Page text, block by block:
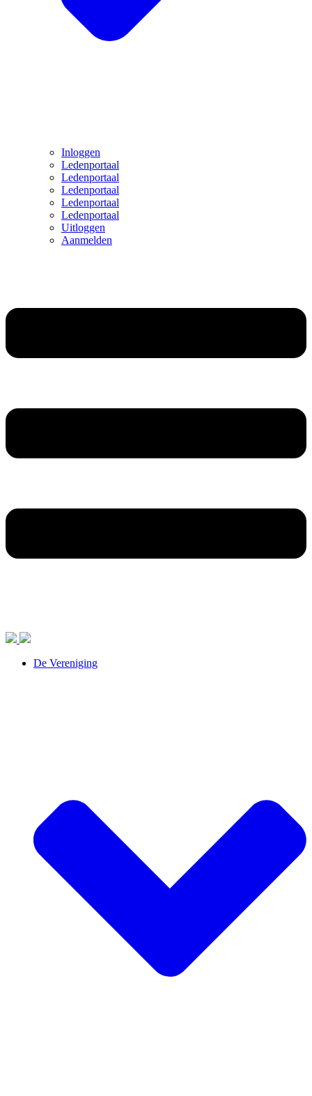
Inloggen
Ledenportaal
Ledenportaal
Ledenportaal
Ledenportaal
Ledenportaal
Uitloggen
Aanmelden
De Vereniging